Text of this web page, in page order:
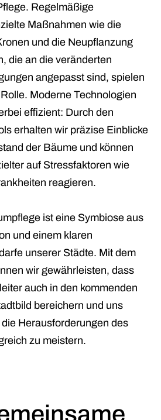
Regelmäßige
Maßnahmen wie die
und die Neupflanzung
die an die veränderten
angepasst sind, spielen
Moderne Technologien
effizient: Durch den
erhalten wir präzise Einblicke
der Bäume und können
auf Stressfaktoren wie
reagieren.
ist eine Symbiose aus
und einem klaren
unserer Städte. Mit dem
wir gewährleisten, dass
auch in den kommenden
bereichern und uns
Herausforderungen des
zu meistern.